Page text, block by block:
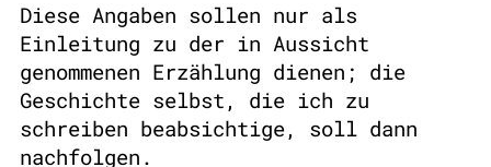
Diese Angaben sollen nur als
Einleitung zu der in Aussicht
genommenen Erzählung dienen; die
Geschichte selbst, die ich zu
schreiben beabsichtige, soll dann
nachfolgen.